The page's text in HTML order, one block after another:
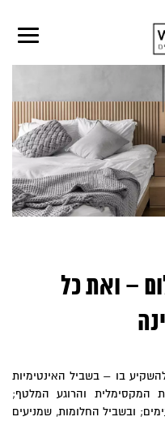
– ואת כל
בו – בשביל האינטימיות
המקסימלית והרוגע המלטף;
ובשביל החלומות, שמניעים